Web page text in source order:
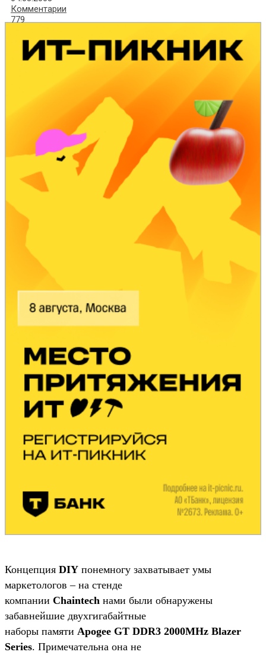
Комментарии
779
Концепция DIY понемногу захватывает умы
маркетологов – на стенде
компании Chaintech нами были обнаружены
забавнейшие двухгигабайтные
наборы памяти Apogee GT DDR3 2000MHz Blazer
Series. Примечательна она не